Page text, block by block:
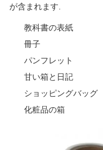
が含まれます.
教科書の表紙
冊子
パンフレット
甘い箱と日記
ショッピングバッグ
化粧品の箱